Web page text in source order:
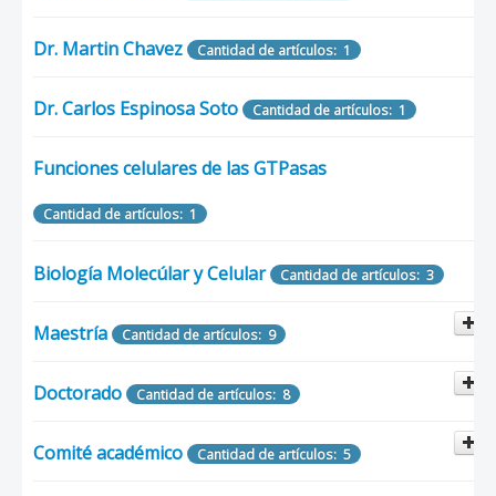
Laboratorio de Interacciones Biomoleculares y Cancer
Cantidad de artículos: 1
Laboratorio de Materiales Nanoestructurados
Multifuncionales
Cantidad de artículos: 1
Dr. Martin Chavez Cantidad de artículos: 1
Dr. Carlos Espinosa Soto Cantidad de artículos: 1
Funciones celulares de las GTPasas
Cantidad de artículos: 1
Biología Molecúlar y Celular Cantidad de artículos: 3
Maestría Cantidad de artículos: 9
Doctorado Cantidad de artículos: 8
Procesos administrativos Cantidad de artículos: 2
Comité académico Cantidad de artículos: 5